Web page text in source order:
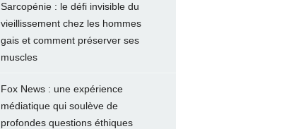
Sarcopénie : le défi invisible du
vieillissement chez les hommes
gais et comment préserver ses
muscles
Fox News : une expérience
médiatique qui soulève de
profondes questions éthiques